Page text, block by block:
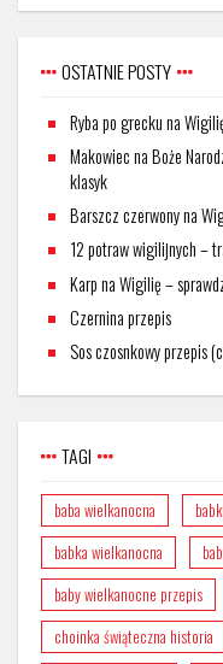
OSTATNIE POSTY
Ryba po grecku na
Makowiec na Boże
klasyk
Barszcz czerwony na
12 potraw wigilijnych –
Karp na Wigilię –
Czernina przepis
Sos czosnkowy przepis
TAGI
baba wielkanocna
babka wielkanocna
baby wielkanocne przepis
choinka świąteczna historia